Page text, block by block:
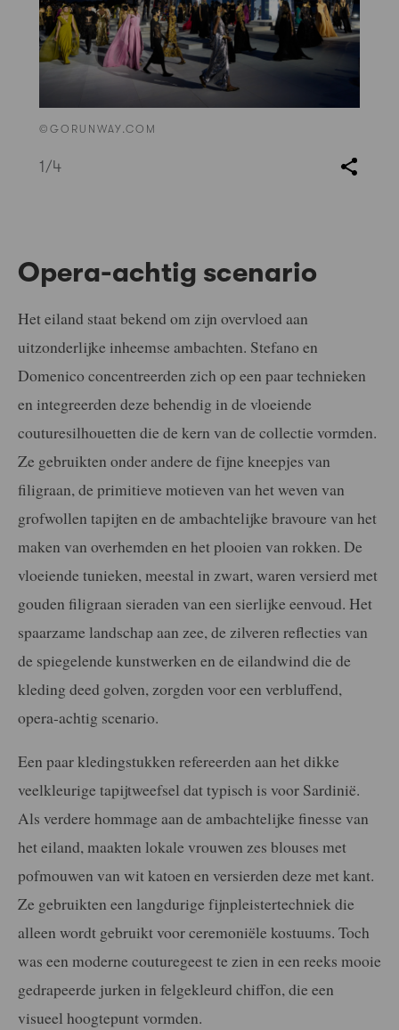
©GORUNWAY.COM
1 /4
Opera-achtig scenario
Het eiland staat bekend om zijn overvloed aan
uitzonderlijke inheemse ambachten. Stefano en
Domenico concentreerden zich op een paar technieken
en integreerden deze behendig in de vloeiende
couturesilhouetten die de kern van de collectie vormden.
Ze gebruikten onder andere de fijne kneepjes van
filigraan, de primitieve motieven van het weven van
grofwollen tapijten en de ambachtelijke bravoure van het
maken van overhemden en het plooien van rokken. De
vloeiende tunieken, meestal in zwart, waren versierd met
gouden filigraan sieraden van een sierlijke eenvoud. Het
spaarzame landschap aan zee, de zilveren reflecties van
de spiegelende kunstwerken en de eilandwind die de
kleding deed golven, zorgden voor een verbluffend,
opera-achtig scenario.
Een paar kledingstukken refereerden aan het dikke
veelkleurige tapijtweefsel dat typisch is voor Sardinië.
Als verdere hommage aan de ambachtelijke finesse van
het eiland, maakten lokale vrouwen zes blouses met
pofmouwen van wit katoen en versierden deze met kant.
Ze gebruikten een langdurige fijnpleistertechniek die
alleen wordt gebruikt voor ceremoniële kostuums. Toch
was een moderne couturegeest te zien in een reeks mooie
gedrapeerde jurken in felgekleurd chiffon, die een
visueel hoogtepunt vormden.